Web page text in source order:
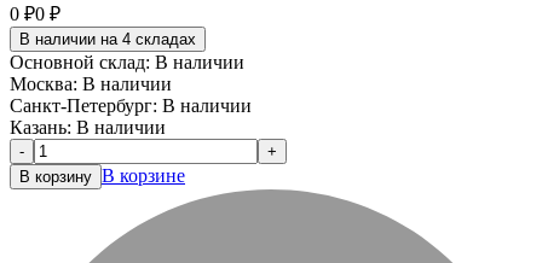
0 ₽0 ₽
В наличии на 4 складах
Основной склад: В наличии
Москва: В наличии
Санкт-Петербург: В наличии
Казань: В наличии
-
+
В корзину В корзине